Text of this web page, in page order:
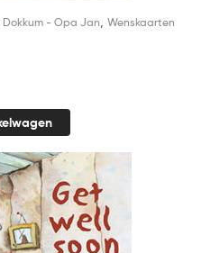
Dokkum - Opa Jan, Wenskaarten